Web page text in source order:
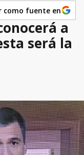
como fuente en
a
será la